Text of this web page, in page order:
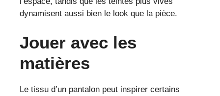
dynamisent aussi bien le look que la pièce.
Jouer avec les
matières
Le tissu d’un pantalon peut inspirer certains